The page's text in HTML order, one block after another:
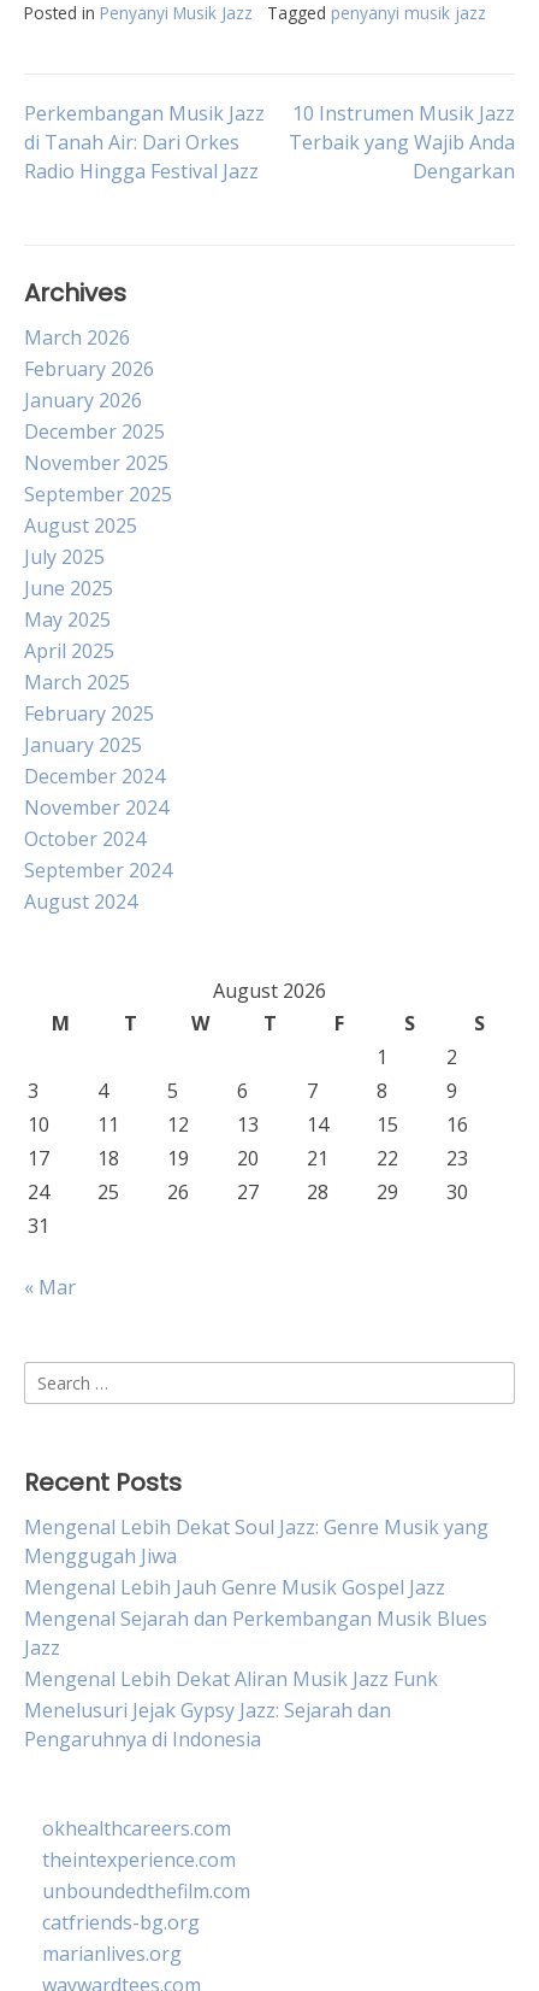
Posted in Penyanyi Musik Jazz Tagged penyanyi musik jazz
Post
navigation
Perkembangan Musik Jazz
di Tanah Air: Dari Orkes
Radio Hingga Festival Jazz
10 Instrumen Musik Jazz
Terbaik yang Wajib Anda
Dengarkan
Archives
March 2026
February 2026
January 2026
December 2025
November 2025
September 2025
August 2025
July 2025
June 2025
May 2025
April 2025
March 2025
February 2025
January 2025
December 2024
November 2024
October 2024
September 2024
August 2024
August 2026
M
T W T F S
S
1
2
3
4 5 6 7 8
9
10
11 12 13 14 15
16
17
18 19 20 21 22
23
24
25 26 27 28 29
30
31
« Mar
Search
for:
Recent Posts
Mengenal Lebih Dekat Soul Jazz: Genre Musik yang
Menggugah Jiwa
Mengenal Lebih Jauh Genre Musik Gospel Jazz
Mengenal Sejarah dan Perkembangan Musik Blues
Jazz
Mengenal Lebih Dekat Aliran Musik Jazz Funk
Menelusuri Jejak Gypsy Jazz: Sejarah dan
Pengaruhnya di Indonesia
okhealthcareers.com
theintexperience.com
unboundedthefilm.com
catfriends-bg.org
marianlives.org
waywardtees.com